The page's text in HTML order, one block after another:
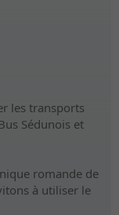
les transports
Sédunois et
romande de
à utiliser le